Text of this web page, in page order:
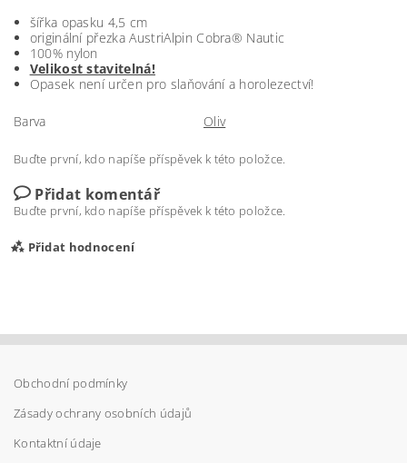
šířka opasku 4,5 cm
originální přezka AustriAlpin Cobra® Nautic
100% nylon
Velikost stavitelná!
Opasek není určen pro slaňování a horolezectví!
Barva Oliv
Buďte první, kdo napíše příspěvek k této položce.
Přidat komentář
Buďte první, kdo napíše příspěvek k této položce.
Přidat hodnocení
Obchodní podmínky
Zásady ochrany osobních údajů
Kontaktní údaje